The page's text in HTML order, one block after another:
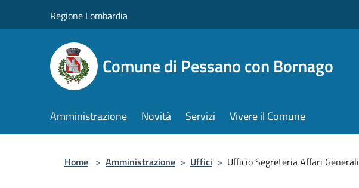
Regione Lombardia
Comune di Pessano con Bornago
Amministrazione Novità Servizi Vivere il Comune
Home > Amministrazione > Uffici > Ufficio Segreteria Affari Generali